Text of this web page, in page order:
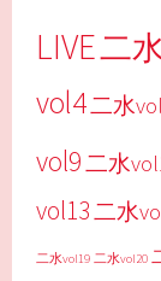
LIVE二
vol4二水
vol9二水
vol13二水
二水vol19 二水vol20